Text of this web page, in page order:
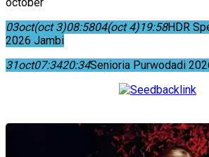
03oct(oct 3)08:5804(oct 4)19:58HDR
2026 Jambi
31oct07:3420:34Senioria Purwodadi